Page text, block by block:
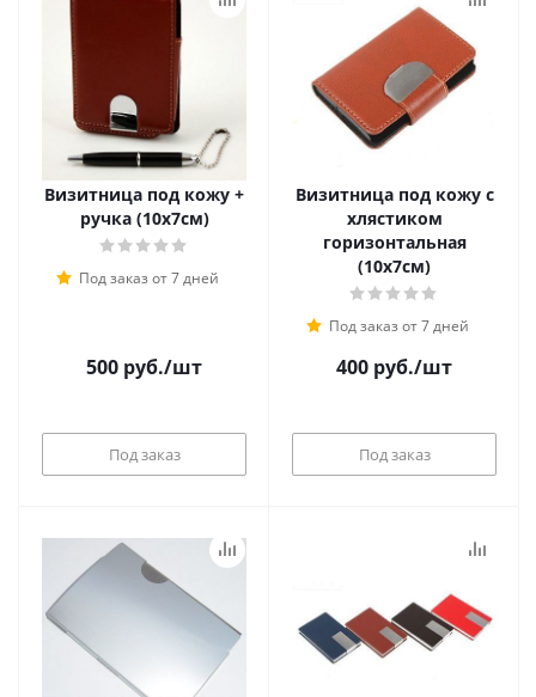
Визитница под кожу +
ручка (10х7см)
Под заказ от 7 дней
500 руб./шт
Под заказ
Визитница под кожу с
хлястиком
горизонтальная
(10х7см)
Под заказ от 7 дней
400 руб./шт
Под заказ